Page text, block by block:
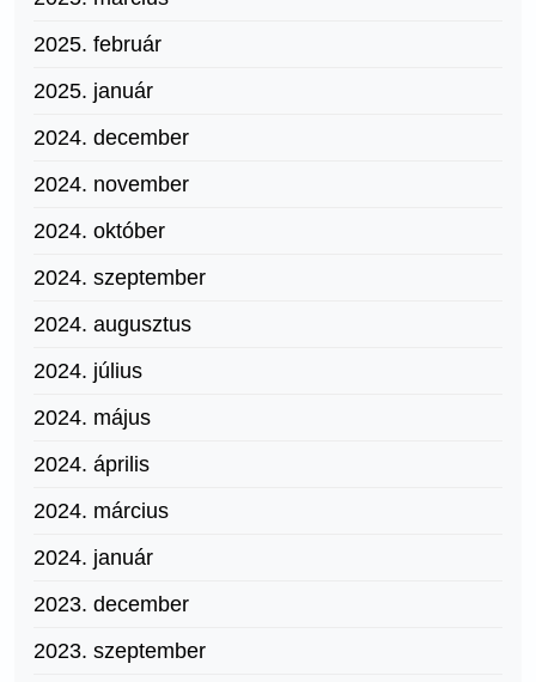
2025. február
2025. január
2024. december
2024. november
2024. október
2024. szeptember
2024. augusztus
2024. július
2024. május
2024. április
2024. március
2024. január
2023. december
2023. szeptember